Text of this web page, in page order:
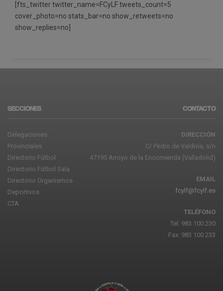
[fts_twitter twitter_name=FCyLF tweets_count=5
cover_photo=no stats_bar=no show_retweets=no
show_replies=no]
SECCIONES
Delegaciones
Provinciales
Directorio Fútbol
Directorio Fútbol Sala
Directorio Organismos
Deportivos
CTA
CONTACTO
DIRECCIÓN
C/ Pedro de Valdivia, s/n
47195 Arroyo de la Encomienda (Valladolid)
EMAIL
fcylf@fcylf.es
TELÉFONO
Tel: 983 100 230
Fax: 983 100 233